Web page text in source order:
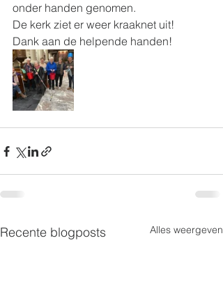
onder handen genomen.
De kerk ziet er weer kraaknet uit!
Dank aan de helpende handen!
Recente blogposts Alles weergeven